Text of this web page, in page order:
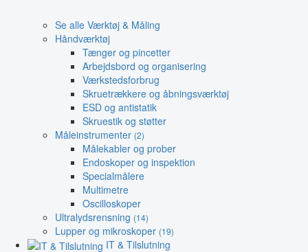
Se alle Værktøj & Måling
Håndværktøj
Tænger og pincetter
Arbejdsbord og organisering
Værkstedsforbrug
Skruetrækkere og åbningsværktøj
ESD og antistatik
Skruestik og støtter
Måleinstrumenter (2)
Målekabler og prober
Endoskoper og inspektion
Specialmålere
Multimetre
Oscilloskoper
Ultralydsrensning (14)
Lupper og mikroskoper (19)
IT & Tilslutning